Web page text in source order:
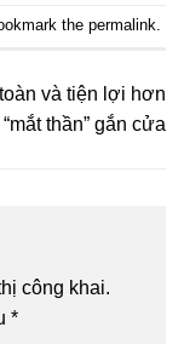
the permalink.
và tiện lợi hơn
thần” gắn cửa
công khai.
*